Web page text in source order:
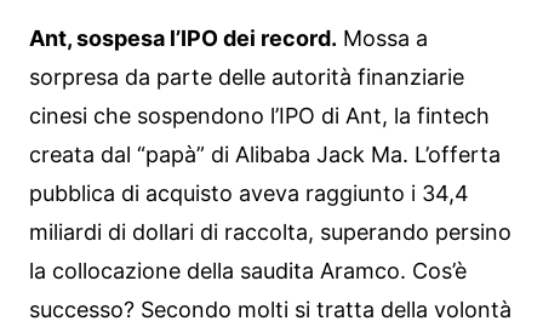
Ant, sospesa l’IPO dei record. Mossa a
sorpresa da parte delle autorità finanziarie
cinesi che sospendono l’IPO di Ant, la fintech
creata dal “papà” di Alibaba Jack Ma. L’offerta
pubblica di acquisto aveva raggiunto i 34,4
miliardi di dollari di raccolta, superando persino
la collocazione della saudita Aramco. Cos’è
successo? Secondo molti si tratta della volontà